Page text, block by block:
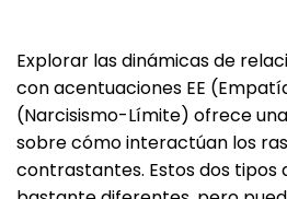
Explorar las dinámicas de
con acentuaciones EE
(Narcisismo-Límite) ofrece
sobre cómo interactúan los
contrastantes. Estos dos tipos